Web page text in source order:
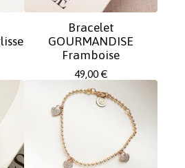
Bracelet
GOURMANDISE
Framboise
49,00 €